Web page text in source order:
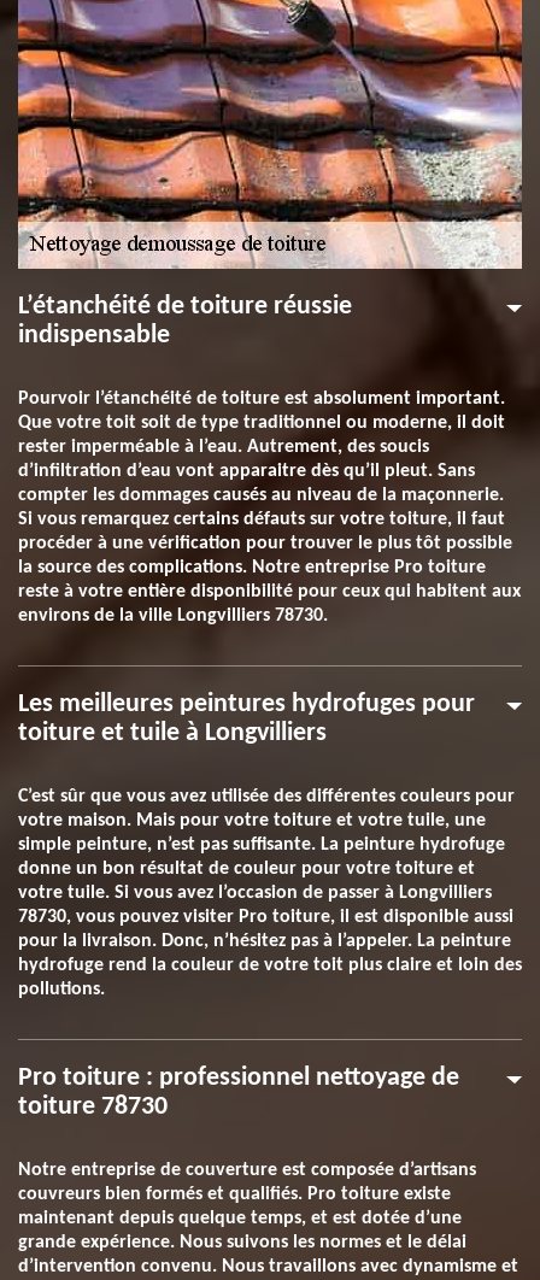
L’étanchéité de toiture réussie
indispensable
Pourvoir l’étanchéité de toiture est absolument important.
Que votre toit soit de type traditionnel ou moderne, il doit
rester imperméable à l’eau. Autrement, des soucis
d’infiltration d’eau vont apparaitre dès qu’il pleut. Sans
compter les dommages causés au niveau de la maçonnerie.
Si vous remarquez certains défauts sur votre toiture, il faut
procéder à une vérification pour trouver le plus tôt possible
la source des complications. Notre entreprise Pro toiture
reste à votre entière disponibilité pour ceux qui habitent aux
environs de la ville Longvilliers 78730.
Les meilleures peintures hydrofuges pour
toiture et tuile à Longvilliers
C’est sûr que vous avez utilisée des différentes couleurs pour
votre maison. Mais pour votre toiture et votre tuile, une
simple peinture, n’est pas suffisante. La peinture hydrofuge
donne un bon résultat de couleur pour votre toiture et
votre tuile. Si vous avez l’occasion de passer à Longvilliers
78730, vous pouvez visiter Pro toiture, il est disponible aussi
pour la livraison. Donc, n’hésitez pas à l’appeler. La peinture
hydrofuge rend la couleur de votre toit plus claire et loin des
pollutions.
Pro toiture : professionnel nettoyage de
toiture 78730
Notre entreprise de couverture est composée d’artisans
couvreurs bien formés et qualifiés. Pro toiture existe
maintenant depuis quelque temps, et est dotée d’une
grande expérience. Nous suivons les normes et le délai
d’intervention convenu. Nous travaillons avec dynamisme et